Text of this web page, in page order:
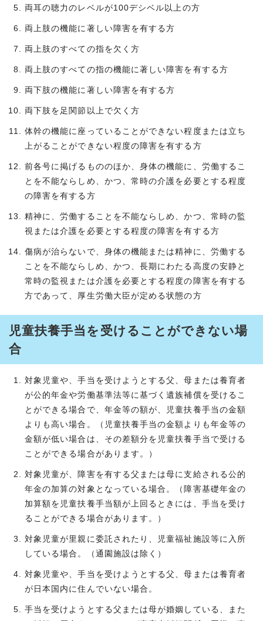
両耳の聴力のレベルが100デシベル以上の方
両上肢の機能に著しい障害を有する方
両上肢のすべての指を欠く方
両上肢のすべての指の機能に著しい障害を有する方
両下肢の機能に著しい障害を有する方
両下肢を足関節以上で欠く方
体幹の機能に座っていることができない程度または立ち
上がることができない程度の障害を有する方
前各号に掲げるもののほか、身体の機能に、労働するこ
とを不能ならしめ、かつ、常時の介護を必要とする程度
の障害を有する方
精神に、労働することを不能ならしめ、かつ、常時の監
視または介護を必要とする程度の障害を有する方
傷病が治らないで、身体の機能または精神に、労働する
ことを不能ならしめ、かつ、長期にわたる高度の安静と
常時の監視または介護を必要とする程度の障害を有する
方であって、厚生労働大臣が定める状態の方
児童扶養手当を受けることができない場
合
対象児童や、手当を受けようとする父、母または養育者
が公的年金や労働基準法等に基づく遺族補償を受けるこ
とができる場合で、年金等の額が、児童扶養手当の金額
よりも高い場合。（児童扶養手当の金額よりも年金等の
金額が低い場合は、その差額分を児童扶養手当で受ける
ことができる場合があります。）
対象児童が、障害を有する父または母に支給される公的
年金の加算の対象となっている場合。（障害基礎年金の
加算額を児童扶養手当額が上回るときには、手当を受け
ることができる場合があります。）
対象児童が里親に委託されたり、児童福祉施設等に入所
している場合。（通園施設は除く）
対象児童や、手当を受けようとする父、母または養育者
が日本国内に住んでいない場合。
手当を受けようとする父または母が婚姻している、また